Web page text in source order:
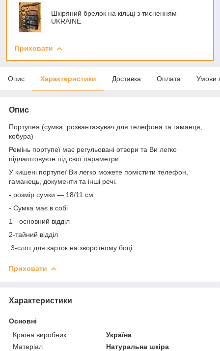
Шкіряний брелок на кільці з тисненням
UKRAINE
Приховати
Опис Характеристики Доставка Оплата Умови
Опис
Портупея (сумка, розвантажувач для телефона та гаманця,
кобура)
Ремінь портупеї має регульовані отвори та Ви легко
підлаштовуєте під свої параметри
У кишені портупеї Ви легко можете помістити телефон,
гаманець, документи та інші речі.
- розмір сумки — 18/11 см
- Сумка має в собі
1- основний відділ
2-тайний відділ
3-слот для карток на зворотному боці
Приховати
Характеристики
Основні
Країна виробник
Україна
Матеріал
Натуральна шкіра